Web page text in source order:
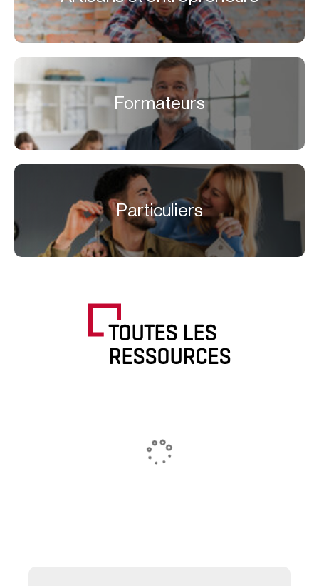
Formateurs
Particuliers
TOUTES LES
RESSOURCES